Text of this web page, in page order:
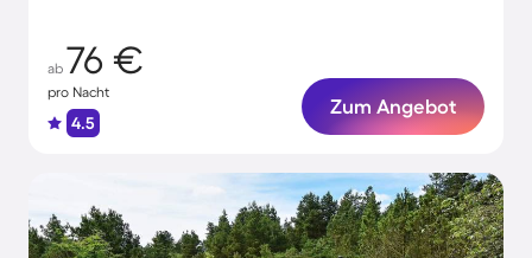
ab 76 €
pro Nacht
4.5
Zum Angebot